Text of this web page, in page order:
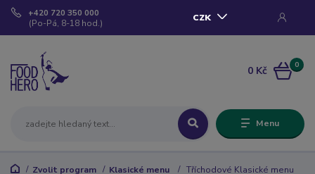
Menu
CZK
+420 720 350 000
(Po-Pá, 8-18 hod.)
0
0 Kč
Zvolit program Klasické menu Tříchodové Klasické menu